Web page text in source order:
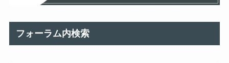
フォーラム内検索